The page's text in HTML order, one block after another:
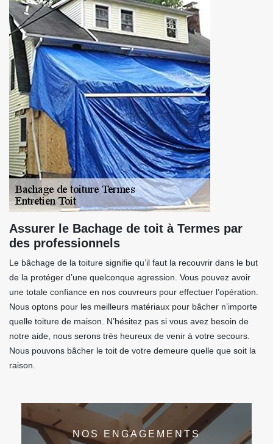
Assurer le Bachage de toit à Termes par
des professionnels
Le bâchage de la toiture signifie qu’il faut la recouvrir dans le but
de la protéger d’une quelconque agression. Vous pouvez avoir
une totale confiance en nos couvreurs pour effectuer l’opération.
Nous optons pour les meilleurs matériaux pour bâcher n’importe
quelle toiture de maison. N’hésitez pas si vous avez besoin de
notre aide, nous serons très heureux de venir à votre secours.
Nous pouvons bâcher le toit de votre demeure quelle que soit la
raison.
NOS ENGAGEMENTS